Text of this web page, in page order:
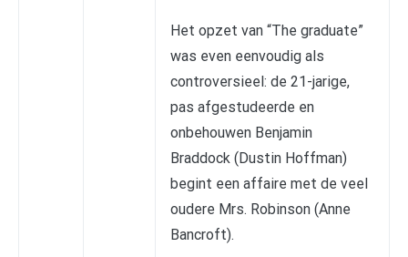
Het opzet van “The graduate”
was even eenvoudig als
controversieel: de 21-jarige,
pas afgestudeerde en
onbehouwen Benjamin
Braddock (Dustin Hoffman)
begint een affaire met de veel
oudere Mrs. Robinson (Anne
Bancroft).